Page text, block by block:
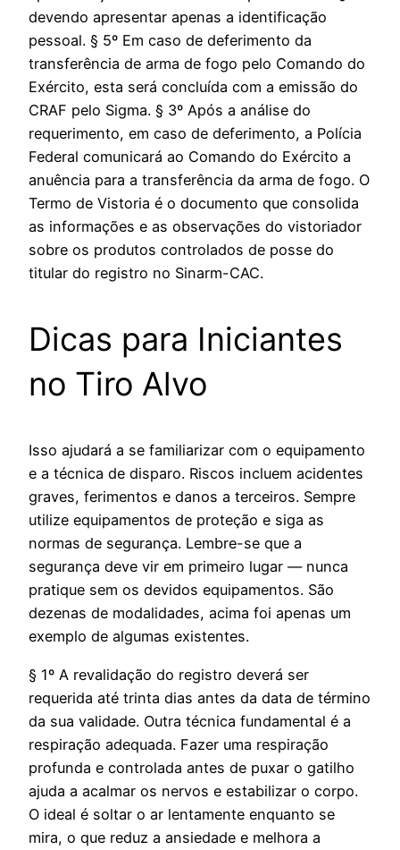
devendo apresentar apenas a identificação
pessoal. § 5º Em caso de deferimento da
transferência de arma de fogo pelo Comando do
Exército, esta será concluída com a emissão do
CRAF pelo Sigma. § 3º Após a análise do
requerimento, em caso de deferimento, a Polícia
Federal comunicará ao Comando do Exército a
anuência para a transferência da arma de fogo. O
Termo de Vistoria é o documento que consolida
as informações e as observações do vistoriador
sobre os produtos controlados de posse do
titular do registro no Sinarm-CAC.
Dicas para Iniciantes
no Tiro Alvo
Isso ajudará a se familiarizar com o equipamento
e a técnica de disparo. Riscos incluem acidentes
graves, ferimentos e danos a terceiros. Sempre
utilize equipamentos de proteção e siga as
normas de segurança. Lembre-se que a
segurança deve vir em primeiro lugar — nunca
pratique sem os devidos equipamentos. São
dezenas de modalidades, acima foi apenas um
exemplo de algumas existentes.
§ 1º A revalidação do registro deverá ser
requerida até trinta dias antes da data de término
da sua validade. Outra técnica fundamental é a
respiração adequada. Fazer uma respiração
profunda e controlada antes de puxar o gatilho
ajuda a acalmar os nervos e estabilizar o corpo.
O ideal é soltar o ar lentamente enquanto se
mira, o que reduz a ansiedade e melhora a